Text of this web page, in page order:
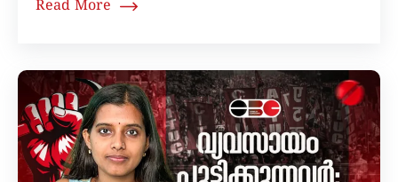
Read More